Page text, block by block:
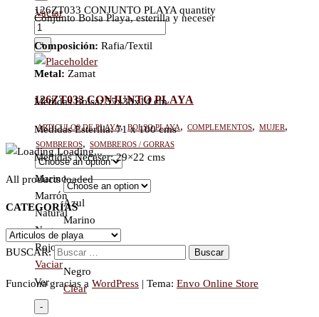
Vaciar
Ver
126ZT033 CONJUNTO PLAYA quantity
+
126ZT033 CONJUNTO PLAYA
Articulos de playa,Bolso Playa, Complementos, Mujer,
Sombreros, Sombreros / Gorras
Marino
Marrón
Natural
Negro
Rojo
Vaciar
Ver
Conjunto Bolsa Playa, esterilla y neceser
Composición: Rafia/Textil
Metal: Zamat
Medidas Bolsa: 55x38x14 cm
Medidas Esterilla: 71 x 100 cms
Medidas Neceser: 29×22 cms
Color
Azul
Marino
Marrón
Natural
Negro
Clear
-
Loading...
All products loaded
CATEGORÍAS
BUSCAR:
Funciona gracias a WordPress | Tema: Envo Online Store